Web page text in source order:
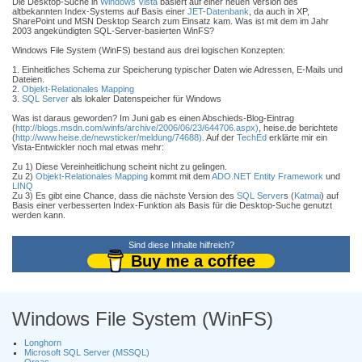
altbekannten Index-Systems auf Basis einer JET-Datenbank , da auch in XP,
SharePoint und MSN Desktop Search zum Einsatz kam. Was ist mit dem im Jahr
2003 angekündigten SQL-Server-basierten WinFS?
Windows File System (WinFS) bestand aus drei logischen Konzepten:
1. Einheitliches Schema zur Speicherung typischer Daten wie Adressen, E-Mails und
Dateien.
2. Objekt-Relationales Mapping
3. SQL Server als lokaler Datenspeicher für Windows
Was ist daraus geworden? Im Juni gab es einen Abschieds-Blog-Eintrag
(http://blogs.msdn.com/winfs/archive/2006/06/23/644706.aspx) , heise.de berichtete
(http://www.heise.de/newsticker/meldung/74688). Auf der TechEd erklärte mir ein
Vista-Entwickler noch mal etwas mehr:
Zu 1) Diese Vereinheitlichung scheint nicht zu gelingen.
Zu 2) Objekt-Relationales Mapping kommt mit demADO.NET Entity Framework und
LINQ
Zu 3) Es gibt eine Chance, dass die nächste Version des SQL Servers (Katmai) auf
Basis einer verbesserten Index-Funktion als Basis für die Desktop-Suche genutzt
werden kann.
Sind diese Inhalte hilfreich?
Buy me a coffee
Windows File System (WinFS)
Longhorn
Microsoft SQL Server (MSSQL)